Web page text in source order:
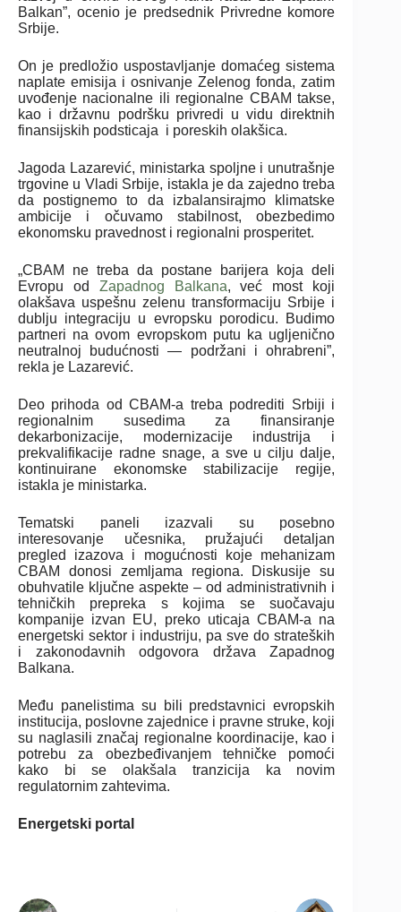
Balkan”, ocenio je predsednik Privredne komore
Srbije.
On je predložio uspostavljanje domaćeg sistema
naplate emisija i osnivanje Zelenog fonda, zatim
uvođenje nacionalne ili regionalne CBAM takse,
kao i državnu podršku privredi u vidu direktnih
finansijskih podsticaja i poreskih olakšica.
Jagoda Lazarević, ministarka spoljne i unutrašnje
trgovine u Vladi Srbije, istakla je da zajedno treba
da postignemo to da izbalansirajmo klimatske
ambicije i očuvamo stabilnost, obezbedimo
ekonomsku pravednost i regionalni prosperitet.
„CBAM ne treba da postane barijera koja deli
Evropu od Zapadnog Balkana, već most koji
olakšava uspešnu zelenu transformaciju Srbije i
dublju integraciju u evropsku porodicu. Budimo
partneri na ovom evropskom putu ka ugljenično
neutralnoj budućnosti — podržani i ohrabreni”,
rekla je Lazarević.
Deo prihoda od CBAM-a treba podrediti Srbiji i
regionalnim susedima za finansiranje
dekarbonizacije, modernizacije industrija i
prekvalifikacije radne snage, a sve u cilju dalje,
kontinuirane ekonomske stabilizacije regije,
istakla je ministarka.
Tematski paneli izazvali su posebno
interesovanje učesnika, pružajući detaljan
pregled izazova i mogućnosti koje mehanizam
CBAM donosi zemljama regiona. Diskusije su
obuhvatile ključne aspekte – od administrativnih i
tehničkih prepreka s kojima se suočavaju
kompanije izvan EU, preko uticaja CBAM-a na
energetski sektor i industriju, pa sve do strateških
i zakonodavnih odgovora država Zapadnog
Balkana.
Među panelistima su bili predstavnici evropskih
institucija, poslovne zajednice i pravne struke, koji
su naglasili značaj regionalne koordinacije, kao i
potrebu za obezbeđivanjem tehničke pomoći
kako bi se olakšala tranzicija ka novim
regulatornim zahtevima.
Energetski portal